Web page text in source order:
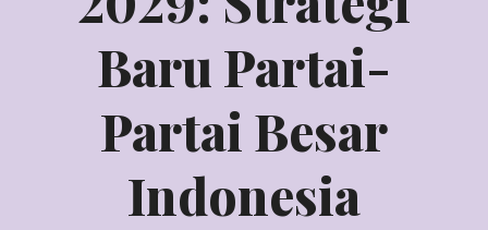
Baru Partai-
Partai Besar
Indonesia